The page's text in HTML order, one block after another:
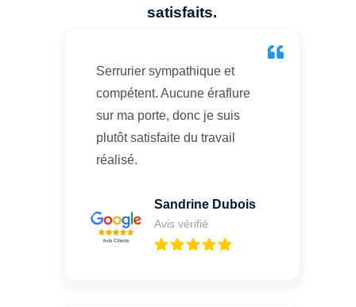
satisfaits.
Serrurier sympathique et
compétent. Aucune éraflure
sur ma porte, donc je suis
plutôt satisfaite du travail
réalisé.
Sandrine Dubois
Avis vérifié